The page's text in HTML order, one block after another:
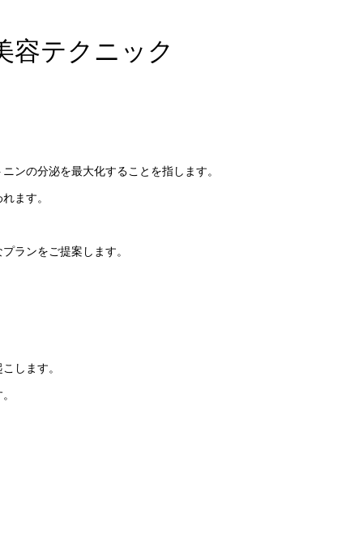
容テクニック
ンの分泌を最大化することを指します。
ます。
ランをご提案します。
します。